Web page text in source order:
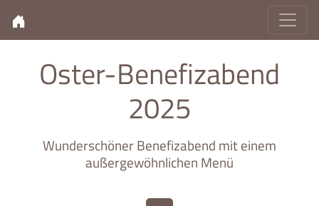
Oster-Benefizabend
2025
Wunderschöner Benefizabend mit einem
außergewöhnlichen Menü